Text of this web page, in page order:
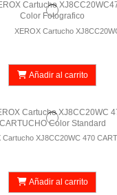
XEROX Cartucho
Añadir al carrito
Cartucho XJ8CC20WC 470
Añadir al carrito